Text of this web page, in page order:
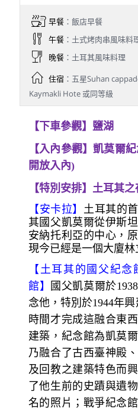
早餐：飯店早餐
午餐：土式烤肉串風味料
晚餐：土耳其風味料理
住宿：五星Suhan
Kaymakli Hote 或同等級
【下車參觀】鹽湖
【入內參觀】凱莫爾
開放入內)
【特別安排】土耳其之
【安卡拉】 土耳其的
其國父凱莫爾從伊斯
安納托利亞的中心，
現今已經是一個大廈林
【 土耳其的國父紀念
館】
國父凱莫爾於
念他，特別於1944年
時間才完成這融合東
建築，紀念館為凱莫
乃融合了古西臺神殿
及回教之建築特色而
了他生前的史蹟與遺
名的照片；戰爭紀念